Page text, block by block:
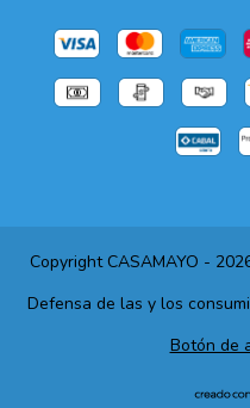
Copyright CASAMAYO -
Defensa de las y los
Botón de